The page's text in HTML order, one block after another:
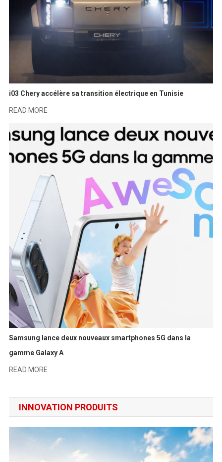
i03 Chery accélère sa transition électrique en Tunisie
READ MORE
Samsung lance deux nouveaux smartphones 5G dans la
gamme Galaxy A
READ MORE
INNOVATION PRODUITS